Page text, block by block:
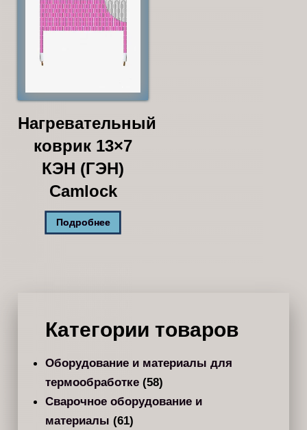
Нагревательный
коврик 13×7
КЭН (ГЭН)
Camlock
Подробнее
Категории товаров
Оборудование и материалы для
термообработке (58)
Сварочное оборудование и
материалы (61)